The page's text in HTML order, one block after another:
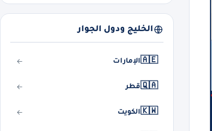
الخليج ودول الجوار
🇦🇪الإمارات
🇶🇦قطر
🇰🇼الكويت